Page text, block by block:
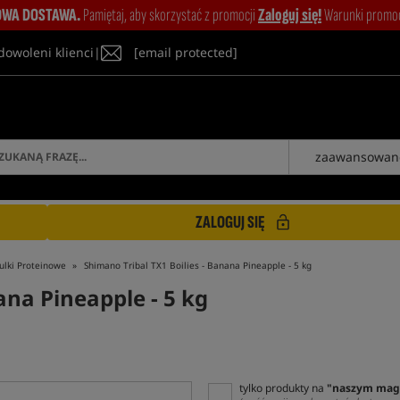
DOSTAWA.Pamiętaj, aby skorzystać z promocjiZaloguj się!Warunki
klienci | [email protected]
ZALOGUJ SIĘ
Proteinowe Shimano Tribal TX1 Boilies - Banana Pineapple - 5 kg
Pineapple - 5 kg
tylko produkty na "naszym